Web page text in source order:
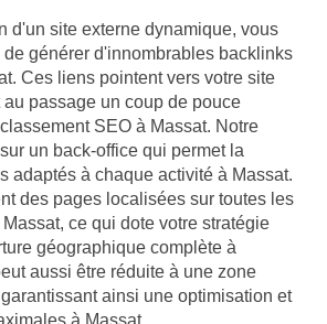
d'un site externe dynamique, vous
générer d'innombrables backlinks
Ces liens pointent vers votre site
passage un coup de pouce
SEO à Massat. Notre
un back-office qui permet la
adaptés à chaque activité à Massat.
des pages localisées sur toutes les
ce qui dote votre stratégie
géographique complète à
aussi être réduite à une zone
ainsi une optimisation et
à Massat.